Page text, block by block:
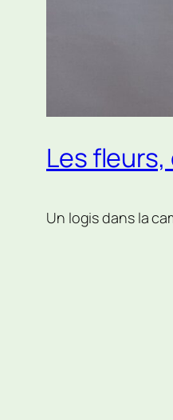
Les
Un logis dans la